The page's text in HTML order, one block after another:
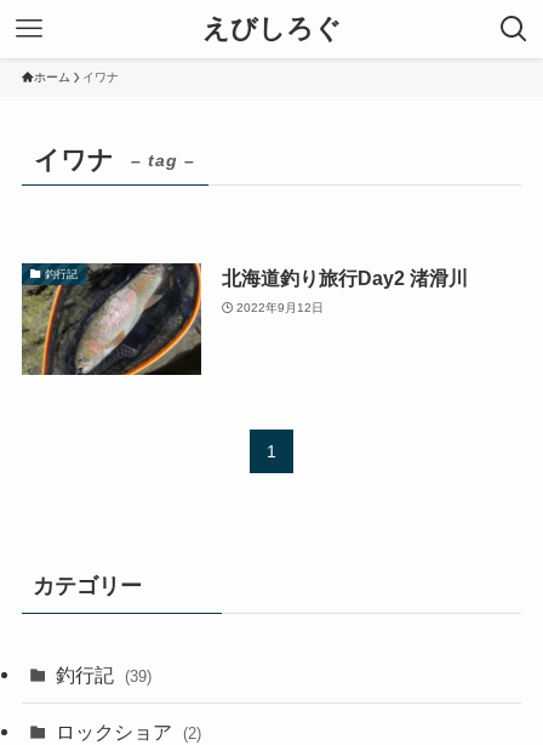
えびしろぐ
ホーム イワナ
イワナ – tag –
釣行記 北海道釣り旅行Day2 渚滑川
2022年9月12日
1
カテゴリー
釣行記 (39)
ロックショア (2)